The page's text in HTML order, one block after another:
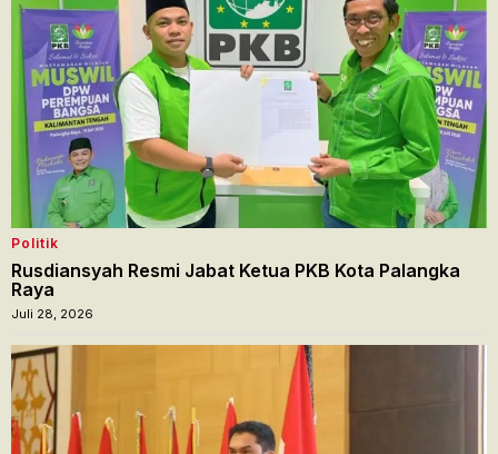
Politik
Rusdiansyah Resmi Jabat Ketua PKB Kota Palangka
Raya
Juli 28, 2026